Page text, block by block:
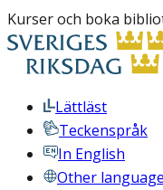
Kurser och boka
Lättläst
Teckenspråk
In English
Other